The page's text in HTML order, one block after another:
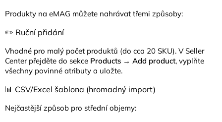
Produkty na eMAG můžete nahrávat třemi způsoby:
✏️ Ruční přidání
Vhodné pro malý počet produktů (do cca 20 SKU). V Seller
Center přejděte do sekce Products → Add product, vyplňte
všechny povinné atributy a uložte.
📊 CSV/Excel šablona (hromadný import)
Nejčastější způsob pro střední objemy: